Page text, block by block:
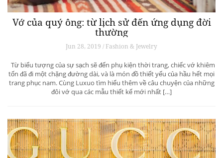
Vớ của quý ông: từ lịch sử đến ứng dụng đời
thường
Jun 28, 2019 / Fashion & Jewelry
Từ biểu tượng của sự sạch sẽ đến phụ kiện thời trang, chiếc vớ khiêm
tốn đã đi một chặng đường dài, và là món đồ thiết yếu của hầu hết mọi
trang phục nam. Cùng Luxuo tìm hiểu thêm về câu chuyện của những
đôi vớ qua các mẫu thiết kế mới nhất […]